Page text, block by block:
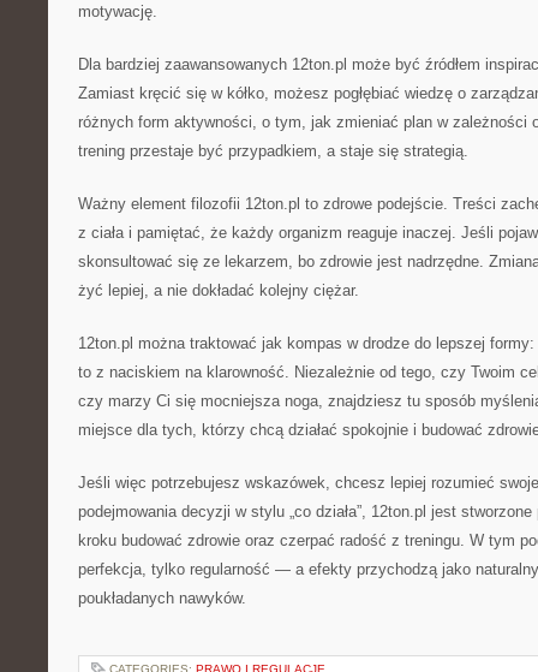
motywację.
Dla bardziej zaawansowanych 12ton.pl może być źródłem
Zamiast kręcić się w kółko, możesz pogłębiać wiedzę o
różnych form aktywności, o tym, jak zmieniać plan w zależności
trening przestaje być przypadkiem, a staje się strategią.
Ważny element filozofii 12ton.pl to zdrowe podejście. Treści
z ciała i pamiętać, że każdy organizm reaguje inaczej. Jeśli
skonsultować się ze lekarzem, bo zdrowie jest nadrzędne.
żyć lepiej, a nie dokładać kolejny ciężar.
12ton.pl można traktować jak kompas w drodze do lepszej
to z naciskiem na klarowność. Niezależnie od tego, czy Twoim
czy marzy Ci się mocniejsza noga, znajdziesz tu sposób
miejsce dla tych, którzy chcą działać spokojnie i budować
Jeśli więc potrzebujesz wskazówek, chcesz lepiej rozumieć
podejmowania decyzji w stylu „co działa”, 12ton.pl jest
kroku budować zdrowie oraz czerpać radość z treningu. W tym
perfekcja, tylko regularność — a efekty przychodzą jako
poukładanych nawyków.
CATEGORIES: PRAWO I REGULACJE